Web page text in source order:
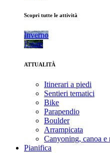
Scopri tutte le attività
Inverno
Estate
ATTUALITÀ
Itinerari a piedi
Sentieri tematici
Bike
Parapendio
Boulder
Arrampicata
Canyoning, canoa e
Pianifica